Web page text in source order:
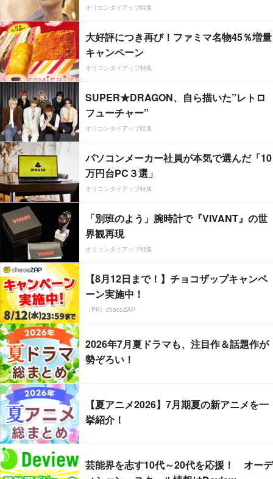
オリコンタイアップ特集
大好評につき再び！ファミマ名物45％増量
キャンペーン
オリコンタイアップ特集
SUPER★DRAGON、自ら描いた”レトロ
フューチャー”
オリコンタイアップ特集
パソコンメーカー社員が本気で選んだ「10
万円台PC３選」
オリコンタイアップ特集
「別班のよう」腕時計で『VIVANT』の世
界観再現
オリコンタイアップ特集
【8月12日まで！】チョコザップキャンペ
ーン実施中！
（PR）chocoZAP
2026年7月夏ドラマも、注目作＆話題作が
勢ぞろい！
【夏アニメ2026】7月期夏の新アニメを一
挙紹介！
芸能界を志す10代～20代を応援！ オーデ